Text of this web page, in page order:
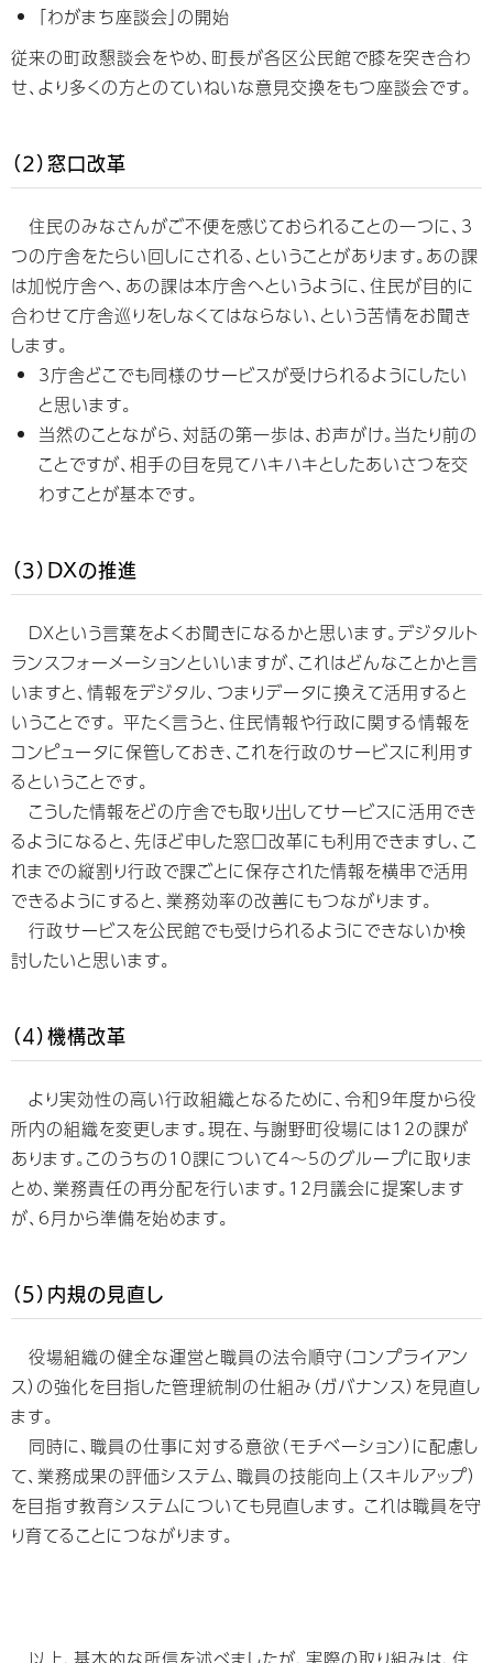
「わがまち座談会」の開始
従来の町政懇談会をやめ、町長が各区公民館で膝を突き合わ
せ、より多くの方とのていねいな意見交換をもつ座談会です。
（2）窓口改革
住民のみなさんがご不便を感じておられることの一つに、3
つの庁舎をたらい回しにされる、ということがあります。あの課
は加悦庁舎へ、あの課は本庁舎へというように、住民が目的に
合わせて庁舎巡りをしなくてはならない、という苦情をお聞き
します。
3庁舎どこでも同様のサービスが受けられるようにしたい
と思います。
当然のことながら、対話の第一歩は、お声がけ。当たり前の
ことですが、相手の目を見てハキハキとしたあいさつを交
わすことが基本です。
（3）DXの推進
DXという言葉をよくお聞きになるかと思います。デジタルト
ランスフォーメーションといいますが、これはどんなことかと言
いますと、情報をデジタル、つまりデータに換えて活用すると
いうことです。 平たく言うと、住民情報や行政に関する情報を
コンピュータに保管しておき、これを行政のサービスに利用す
るということです。
こうした情報をどの庁舎でも取り出してサービスに活用でき
るようになると、先ほど申した窓口改革にも利用できますし、こ
れまでの縦割り行政で課ごとに保存された情報を横串で活用
できるようにすると、業務効率の改善にもつながります。
行政サービスを公民館でも受けられるようにできないか検
討したいと思います。
（4）機構改革
より実効性の高い行政組織となるために、令和9年度から役
所内の組織を変更します。現在、与謝野町役場には12の課が
あります。このうちの10課について4～5のグループに取りま
とめ、業務責任の再分配を行います。12月議会に提案します
が、6月から準備を始めます。
（5）内規の見直し
役場組織の健全な運営と職員の法令順守（コンプライアン
ス）の強化を目指した管理統制の仕組み（ガバナンス）を見直し
ます。
同時に、職員の仕事に対する意欲（モチベーション）に配慮し
て、業務成果の評価システム、職員の技能向上（スキルアップ）
を目指す教育システムについても見直します。 これは職員を守
り育てることにつながります。